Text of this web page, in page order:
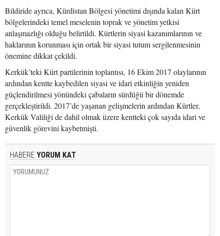
Bildiride ayrıca, Kürdistan Bölgesi yönetimi dışında kalan Kürt
bölgelerindeki temel meselenin toprak ve yönetim yetkisi
anlaşmazlığı olduğu belirtildi. Kürtlerin siyasi kazanımlarının ve
haklarının korunması için ortak bir siyasi tutum sergilenmesinin
önemine dikkat çekildi.
Kerkük’teki Kürt partilerinin toplantısı, 16 Ekim 2017 olaylarının
ardından kentte kaybedilen siyasi ve idari etkinliğin yeniden
güçlendirilmesi yönündeki çabaların sürdüğü bir dönemde
gerçekleştirildi. 2017’de yaşanan gelişmelerin ardından Kürtler,
Kerkük Valiliği de dahil olmak üzere kentteki çok sayıda idari ve
güvenlik görevini kaybetmişti.
HABERE YORUM KAT